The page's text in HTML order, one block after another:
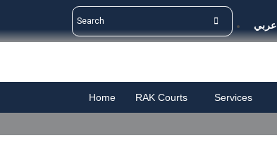
عربي
Home RAK Courts Services